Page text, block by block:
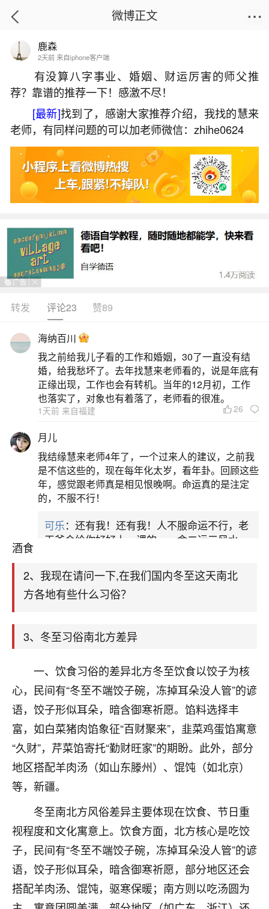
首页
南北方冬至风俗
2026-05-30 09:02:57 16 2 赞
生活中像南北方冬至风俗都是很常见的问题，
但是小问题不注意可能会引起大麻烦，下面就这个
问题给大家做一些解读：
1、冬至的来历和风俗南北方不同的传统风俗
南方冬至风俗饮食习俗：吃汤圆：南方普遍以
汤圆为冬至标志性食物，象征团圆与吉祥。糯米制
成的汤圆包裹甜馅（如芝麻、花生）或咸馅（如鲜
肉），食用后寓意“又长一岁”。食牛羊肉：部分地区
（如川渝、云贵）会炖煮牛羊肉，加入当归、枸杞
等驱寒药材，通过温补食材增强体质以抵御严寒。
祭祖活动：冬至被视为重要祭祖日，游子返乡准备
酒食
2、我现在请问一下,在我们国内冬至这天南北
方各地有些什么习俗？
3、冬至习俗南北方差异
一、饮食习俗的差异北方冬至饮食以饺子为核
心，民间有“冬至不端饺子碗，冻掉耳朵没人管”的谚
语，饺子形似耳朵，暗含御寒祈愿。馅料选择丰
富，如白菜猪肉馅象征“百财聚来”，韭菜鸡蛋馅寓意
“久财”，芹菜馅寄托“勤财旺家”的期盼。此外，部分
地区搭配羊肉汤（如山东滕州）、馄饨（如北京）
等，新疆。
冬至南北方风俗差异主要体现在饮食、节日重
视程度和文化寓意上。饮食方面，北方核心是吃饺
子，民间有“冬至不端饺子碗，冻掉耳朵没人管”的谚
语，饺子形似耳朵，暗含御寒祈愿，部分地区还会
搭配羊肉汤、馄饨，驱寒保暖；南方则以吃汤圆为
微博正文
鹿森
2天前 来自iphone客户端
有没算八字事业、婚姻、财运厉害的师父推
荐？靠谱的推荐一下！感激不尽！
[最新]找到了，感谢大家推荐介绍，我找的慧来
老师，有同样问题的可以加老师微信：zhihe0624
转发 评论23 赞89
海纳百川
我之前给我儿子看的工作和婚姻，30了一直没有结
婚，给我愁坏了。去年找慧来老师看的，说是年底有
正缘出现，工作也会有转机。当年的12月初，工作
也落实了，对象也有着落了，老师看的很准。
1天前 来自福建 26
月儿
我结缘慧来老师4年了，一个过来人的建议，之前我
是不信这些的，现在每年化太岁，看年卦。回顾这些
年，感觉跟老师真是相见恨晚啊。命运真的是注定
的，不服不行！
可乐：还有我！还有我！人不服命运不行，老
天爷会给你好好上一课的。一命二运三风水，
平安是福：我也是每年找老师化太岁，看年
卦，认识老师3年了，都是缘分啊！
心若莲花
一家，要么生意不好，生意好的就出事。前些年攒的
家底快败光了，真是倒霉！我也想找人看看到底怎么
回事？
鹿森：你可以找老师看看，人有时不服命不行
啊！
太阳当空赵：我也做餐饮的，生意不算大，但
是我从找店开始都是找慧来老师跟进的，选
址、风水、还有开业日子，哪哪都看了，虽然
大环境不好，但是我家生意还可以，前几天又
刚找老师做了补财库，希望财运更好一点！
2小时前 来自海南 18
梦醒时分
我女儿高二叛逆，大半年不上学，一说她就要死要活
的，把我们两口子愁的不行，朋友给我推荐的慧来老